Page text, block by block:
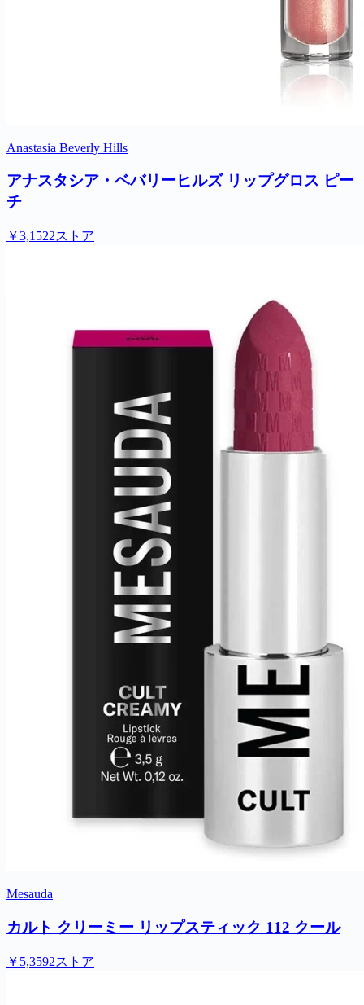
Anastasia Beverly Hills
アナスタシア・ベバリーヒルズ リップグロス ピー
チ
￥3,1522ストア
Mesauda
カルト クリーミー リップスティック 112 クール
￥5,3592ストア